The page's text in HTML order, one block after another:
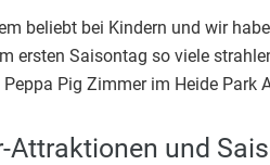
beliebt bei Kindern und wir
ersten Saisontag so viele
Peppa Pig Zimmer im Heide
Attraktionen und